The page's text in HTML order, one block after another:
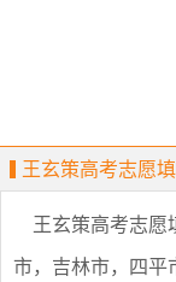
王玄策高考志愿
王玄策高考志愿
市，吉林市，四平